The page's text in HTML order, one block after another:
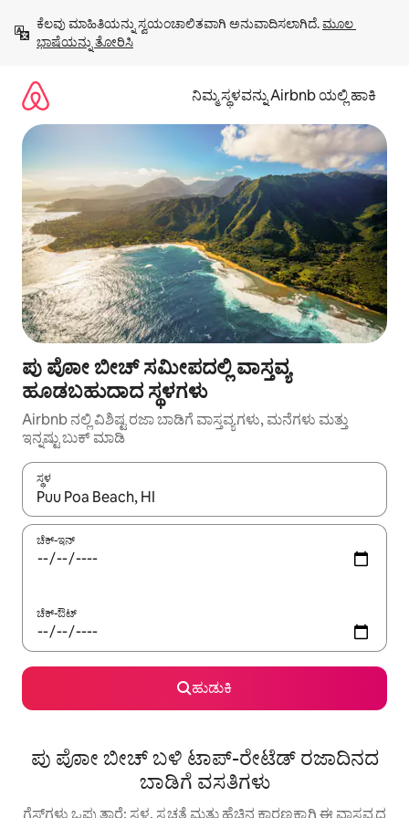
ಹೋಗಿ
ಕೆಲವು ಮಾಹಿತಿಯನ್ನು ಸ್ವಯಂಚಾಲಿತವಾಗಿ ಅನುವಾದಿಸಲಾಗಿದೆ. ಮೂಲ
ಭಾಷೆಯನ್ನು ತೋರಿಸಿ
ನಿಮ್ಮ ಸ್ಥಳವನ್ನು Airbnb ಯಲ್ಲಿ ಹಾಕಿ
ಪು ಪೋಾ ಬೀಚ್ ಸಮೀಪದಲ್ಲಿ ವಾಸ್ತವ್ಯ
ಹೂಡಬಹುದಾದ ಸ್ಥಳಗಳು
Airbnb ನಲ್ಲಿ ವಿಶಿಷ್ಟ ರಜಾ ಬಾಡಿಗೆ ವಾಸ್ತವ್ಯಗಳು, ಮನೆಗಳು ಮತ್ತು
ಇನ್ನಷ್ಟು ಬುಕ್ ಮಾಡಿ
ಸ್ಥಳ
ಫಲಿತಾಂಶಗಳು ಲಭ್ಯವಿರುವಾಗ, ಅಪ್ ಮತ್ತು ಡೌನ್ ಬಾಣದ ಕೀಲಿಗಳೊಂದಿಗೆ
ಚೆಕ್-ಇನ್
ಚೆಕ್-ಔಟ್
ಹುಡುಕಿ
ಪು ಪೋಾ ಬೀಚ್ ಬಳಿ ಟಾಪ್-ರೇಟೆಡ್ ರಜಾದಿನದ
ಬಾಡಿಗೆ ವಸತಿಗಳು
ಗೆಸ್ಟ್‌ಗಳು ಒಪ್ಪುತ್ತಾರೆ: ಸ್ಥಳ, ಸ್ವಚ್ಛತೆ ಮತ್ತು ಹೆಚ್ಚಿನ ಕಾರಣಕ್ಕಾಗಿ ಈ ವಾಸ್ತವ್ಯದ